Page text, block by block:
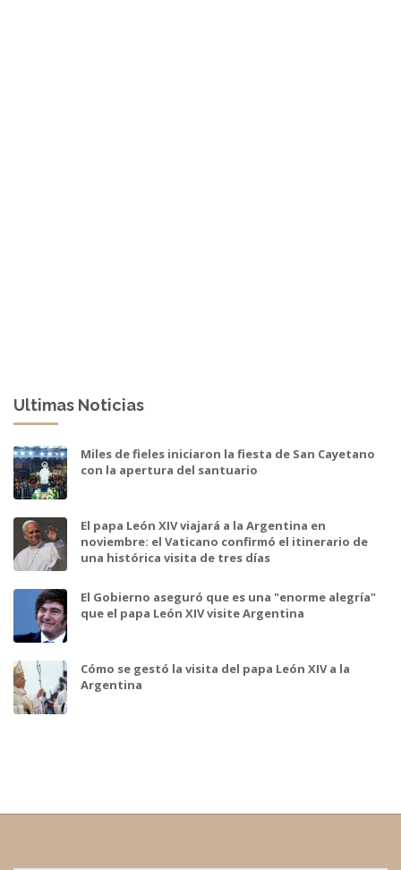
Ultimas Noticias
Miles de fieles iniciaron la fiesta de San Cayetano
con la apertura del santuario
El papa León XIV viajará a la Argentina en
noviembre: el Vaticano confirmó el itinerario de
una histórica visita de tres días
El Gobierno aseguró que es una "enorme alegría"
que el papa León XIV visite Argentina
Cómo se gestó la visita del papa León XIV a la
Argentina